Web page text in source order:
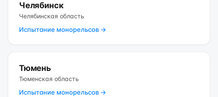
Челябинск
Челябинская область
Испытание монорельсов →
Тюмень
Тюменская область
Испытание монорельсов →